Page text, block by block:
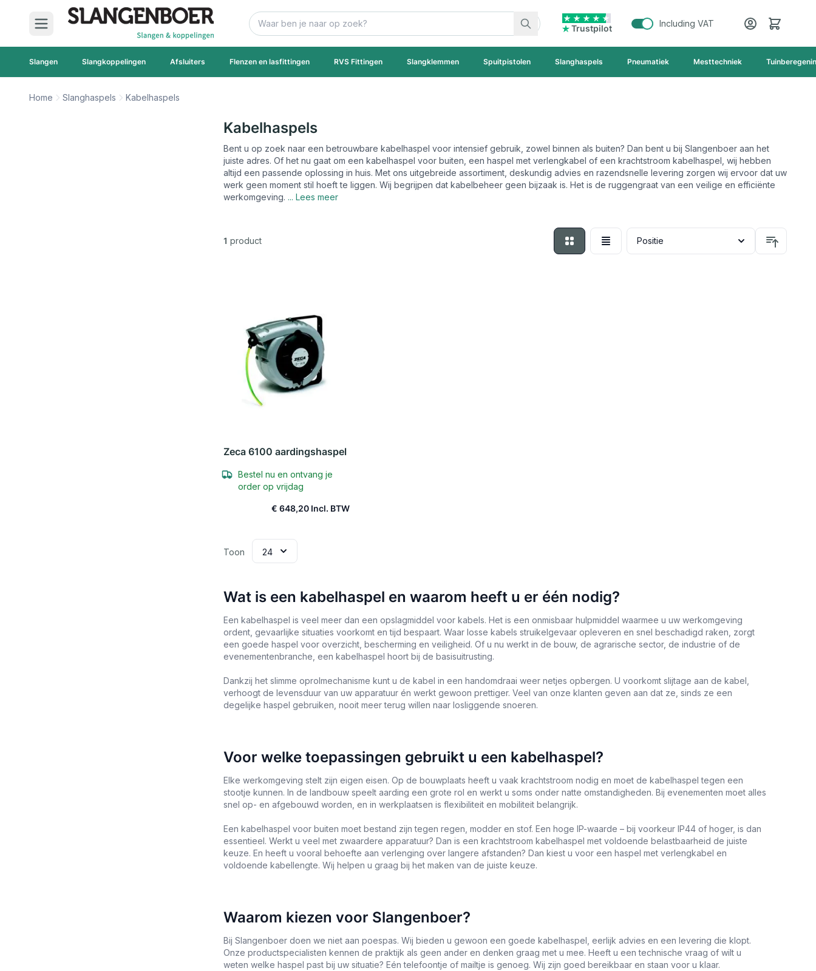
Ga naar de inhoud
Zoek
Trustpilot
Including VAT Cart
Slangen Slangkoppelingen Afsluiters Flenzen en lasfittingen RVS Fittingen Slangklemmen Spuitpistolen Slanghaspels Pneumatiek Mesttechniek
Home Slanghaspels Kabelhaspels
Kabelhaspels
Bent u op zoek naar een betrouwbare kabelhaspel voor intensief gebruik, zowel binnen als buiten? Dan bent u bij Slangenboer aan het
juiste adres. Of het nu gaat om een kabelhaspel voor buiten, een haspel met verlengkabel of een krachtstroom kabelhaspel, wij hebben
altijd een passende oplossing in huis. Met ons uitgebreide assortiment, deskundig advies en razendsnelle levering zorgen wij ervoor dat uw
werk geen moment stil hoeft te liggen. Wij begrijpen dat kabelbeheer geen bijzaak is. Het is de ruggengraat van een veilige en efficiënte
werkomgeving. ... Lees meer
1 product
Foto-tabelLijst
Zeca 6100 aardingshaspel
Bestel nu en ontvang je
order op vrijdag
€ 648,20
In winkelwagen
Toon
Wat is een kabelhaspel en waarom heeft u er één nodig?
Een kabelhaspel is veel meer dan een opslagmiddel voor kabels. Het is een onmisbaar hulpmiddel waarmee u uw werkomgeving
ordent, gevaarlijke situaties voorkomt en tijd bespaart. Waar losse kabels struikelgevaar opleveren en snel beschadigd raken, zorgt
een goede haspel voor overzicht, bescherming en veiligheid. Of u nu werkt in de bouw, de agrarische sector, de industrie of de
evenementenbranche, een kabelhaspel hoort bij de basisuitrusting.
Dankzij het slimme oprolmechanisme kunt u de kabel in een handomdraai weer netjes opbergen. U voorkomt slijtage aan de kabel,
verhoogt de levensduur van uw apparatuur én werkt gewoon prettiger. Veel van onze klanten geven aan dat ze, sinds ze een
degelijke haspel gebruiken, nooit meer terug willen naar losliggende snoeren.
Voor welke toepassingen gebruikt u een kabelhaspel?
Elke werkomgeving stelt zijn eigen eisen. Op de bouwplaats heeft u vaak krachtstroom nodig en moet de kabelhaspel tegen een
stootje kunnen. In de landbouw speelt aarding een grote rol en werkt u soms onder natte omstandigheden. Bij evenementen moet alles
snel op- en afgebouwd worden, en in werkplaatsen is flexibiliteit en mobiliteit belangrijk.
Een kabelhaspel voor buiten moet bestand zijn tegen regen, modder en stof. Een hoge IP-waarde – bij voorkeur IP44 of hoger, is dan
essentieel. Werkt u veel met zwaardere apparatuur? Dan is een krachtstroom kabelhaspel met voldoende belastbaarheid de juiste
keuze. En heeft u vooral behoefte aan verlenging over langere afstanden? Dan kiest u voor een haspel met verlengkabel en
voldoende kabellengte. Wij helpen u graag bij het maken van de juiste keuze.
Waarom kiezen voor Slangenboer?
Bij Slangenboer doen we niet aan poespas. Wij bieden u gewoon een goede kabelhaspel, eerlijk advies en een levering die klopt.
Onze productspecialisten kennen de praktijk als geen ander en denken graag met u mee. Heeft u een technische vraag of wilt u
weten welke haspel past bij uw situatie? Eén telefoontje of mailtje is genoeg. Wij zijn goed bereikbaar en staan voor u klaar.